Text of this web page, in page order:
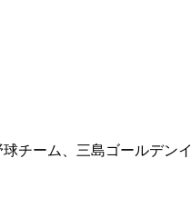
チーム、三島ゴールデ